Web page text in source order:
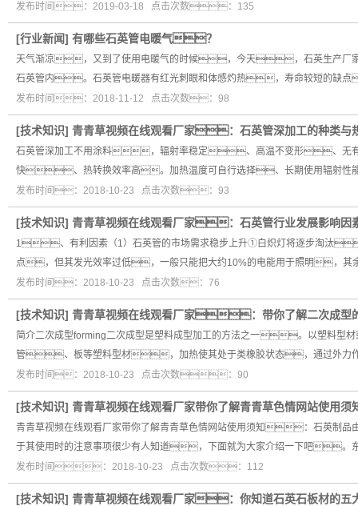
发布时间：2019-03-18 点击次数：135
[行业新闻] 有哪些石英管电暖气？
天气渐凉，又到了使用电暖气的时候，今天，石英生产厂
石英管内。石英管电暖器有红光刺眼和体感灼热，寿命较短的缺
发布时间：2018-11-12 点击次数：98
[技术知识] 青青草视频在线观看厂家：石英管深加工的种类与
石英管深加工不用涂料，辐射率稳定、高温不变形、
快、热转换效率高。加热温度可自行选择、长期使用辐射性
发布时间：2018-10-23 点击次数：93
[技术知识] 青青草视频在线观看厂家：石英管行业发展影响因
1、有利因素（1）石英管的市场需求稳步上升①白炽灯将逐步淘汰
点，但其发光效率过低，一般只能把大约10%的电能用于照明，其
发布时间：2018-10-23 点击次数：76
[技术知识] 青青草视频在线观看厂家：带你了解二次成型
简介二次成型forming二次成型是塑料成型加工的方法之一。以塑料
管、板等塑料型材，加热使其处于类橡胶状态，通过外力作
发布时间：2018-10-23 点击次数：90
[技术知识] 青青草视频在线观看厂家带你了解青青草色情网站使用须
青青草视频在线观看厂家带你了解青青草色情网站使用须知：石英制
于其使用时的注意事项很少有人知道，下面就为大家介绍一下吧
发布时间：2018-10-23 点击次数：112
[技术知识] 青青草视频在线观看厂家：你知道石英石板材的